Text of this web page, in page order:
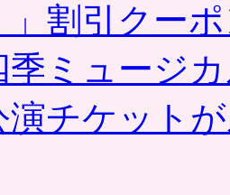
」割引クー
季ミュージ
演チケット